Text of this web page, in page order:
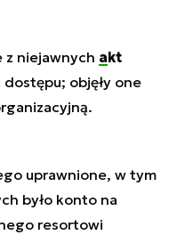
z niejawnych akt
objęły one
uprawnione, w tym
było konto na
resortowi